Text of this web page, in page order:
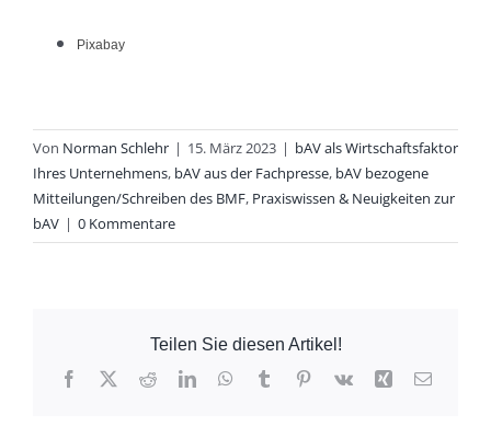
Pixabay
Von Norman Schlehr | 15. März 2023 | bAV als Wirtschaftsfaktor
Ihres Unternehmens, bAV aus der Fachpresse, bAV bezogene
Mitteilungen/Schreiben des BMF, Praxiswissen & Neuigkeiten zur
bAV | 0 Kommentare
Teilen Sie diesen Artikel!
Facebook
X RedditLinkedInWhatsApp
TumblrPinterest
Vk Xing E-